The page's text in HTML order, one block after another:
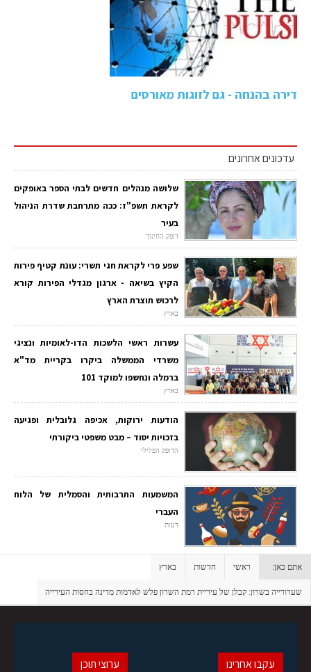
דירה בהנחה - גם לזוגות מאורסים
עדכונים אחרונים
שלושה מנהלים חדשים לבתי הספר באופקים
לקראת תשפ"ז: ככה מתרחבת שדרת הניהול
בעיר
דופק החינוך
שפע פרי לקראת חגי תשרי: עונת קטיף פירות
הקיץ בשיאה - ארגון מגדלי הפירות קורא
לרכוש תוצרת הארץ
בארץ
עשרות ראשי הלשכות הדו-לאומיות ונציגי
משרדי הממשלה ביקרו בקריית מד"א
ברמלה ונחשפו למוקד 101
בארץ
הודעות ירוקות, אכיפה גלובלית ופגיעה
בזכויות יסוד – מבט משפטי ביקורתי
הדופק הפלילי
המשמעות התרבותית והסמלית של הלוח
העברי
דעות
אתם כאן: ראשי חדשות בארץ
שערורייה בשרון: קבלן של עיריית רמת השרון פלש לאדמות מדינה בחסות העירייה
ערוצי תוכן עקבו אחרינו